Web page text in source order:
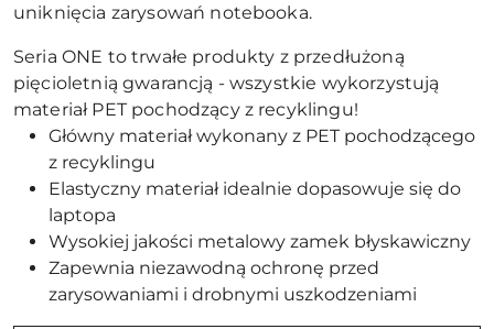
uniknięcia zarysowań notebooka.
Seria ONE to trwałe produkty z przedłużoną
pięcioletnią gwarancją - wszystkie wykorzystują
materiał PET pochodzący z recyklingu!
Główny materiał wykonany z PET pochodzącego
z recyklingu
Elastyczny materiał idealnie dopasowuje się do
laptopa
Wysokiej jakości metalowy zamek błyskawiczny
Zapewnia niezawodną ochronę przed
zarysowaniami i drobnymi uszkodzeniami